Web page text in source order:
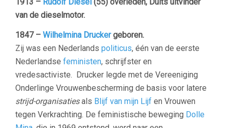
van de dieselmotor.
1847 – Wilhelmina Druckergeboren.
Zij was een Nederlands politicus, één van de eerste
Nederlandse feministen, schrijfster en
vredesactiviste. Drucker legde met de Vereeniging
Onderlinge Vrouwenbescherming de basis voor latere
strijd-organisatiesals Blijf van mijn Lijf en Vrouwen
tegen Verkrachting. De feministische beweging Dolle